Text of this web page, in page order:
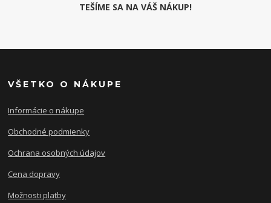
TEŠÍME SA NA VÁŠ NÁKUP!
VŠETKO O NÁKUPE
Informácie o nákupe
Obchodné podmienky
Ochrana osobných údajov
Cena dopravy
Možnosti platby